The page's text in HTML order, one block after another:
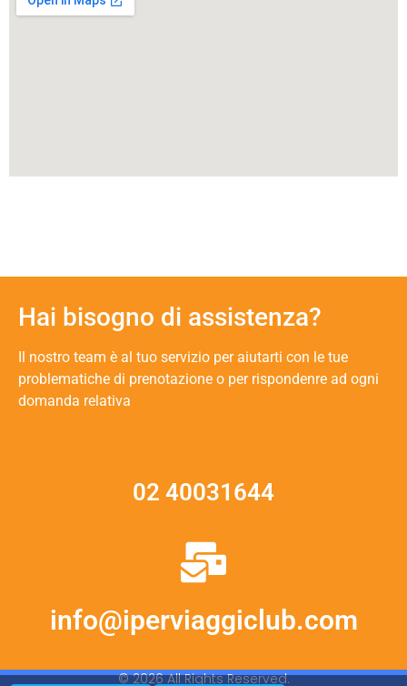
Hai bisogno di assistenza?
Il nostro team è al tuo servizio per aiutarti con le tue
problematiche di prenotazione o per rispondenre ad ogni
domanda relativa
02 40031644
info@iperviaggiclub.com
© 2026 All Rights Reserved.